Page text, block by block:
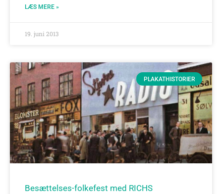
LÆS MERE »
19. juni 2013
PLAKATHISTORIER
Besættelses-folkefest med RICHS